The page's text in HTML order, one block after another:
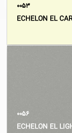
۰۰۵۳
ECHELON EL
۰۰۵۶
ECHELON EL